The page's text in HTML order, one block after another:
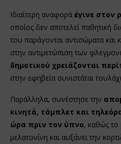
Ιδιαίτερη αναφορά έγινε στον
οποίος δεν αποτελεί παθητική
του παράγονται αντισώματα
στην αντιμετώπιση των
δημοτικού χρειάζονται
στην εφηβεία συνιστάται
Παράλληλα, συνέστησε την
κινητά, τάμπλετ και
ώρα πριν τον ύπνο, καθώς το
μελατονίνη και αυξάνει την